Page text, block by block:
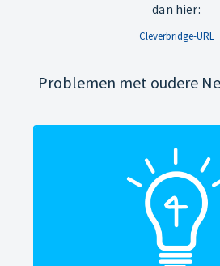
dan hier:
Cleverbridge-URL
Problemen met oudere